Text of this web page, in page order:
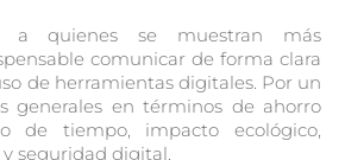
a quienes se muestran más
comunicar de forma clara
de herramientas digitales. Por un
generales en términos de ahorro
de tiempo, impacto ecológico,
seguridad digital.